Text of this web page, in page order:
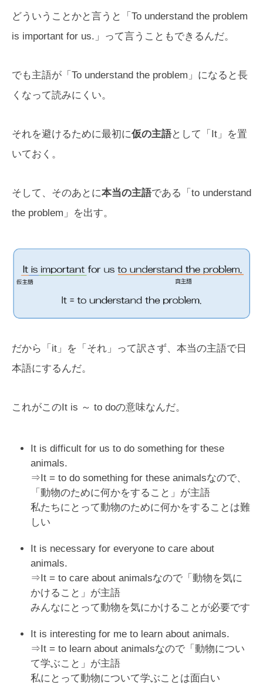
どういうことかと言うと「To understand the problem
is important for us.」って言うこともできるんだ。
でも主語が「To understand the problem」になると長
くなって読みにくい。
それを避けるために最初に仮の主語として「It」を置
いておく。
そして、そのあとに本当の主語である「to understand
the problem」を出す。
だから「it」を「それ」って訳さず、本当の主語で日
本語にするんだ。
これがこのIt is ～ to doの意味なんだ。
It is difficult for us to do something for these
animals.
⇒It = to do something for these animalsなので、
「動物のために何かをすること」が主語
私たちにとって動物のために何かをすることは難
しい
It is necessary for everyone to care about
animals.
⇒It = to care about animalsなので「動物を気に
かけること」が主語
みんなにとって動物を気にかけることが必要です
It is interesting for me to learn about animals.
⇒It = to learn about animalsなので「動物につい
て学ぶこと」が主語
私にとって動物について学ぶことは面白い